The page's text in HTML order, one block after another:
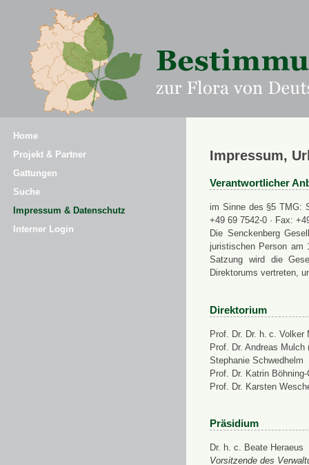
Home
Projekt & Partner
Gattungen
Suche
Impressum & Datenschutz
Interner Login
Impressum,
Verantwortlicher
im Sinne des §5 TMG:
+49 69 7542-0 · Fax:
Die Senckenberg
juristischen Person am
Satzung wird die
Direktorums vertreten,
Direktorium
Prof. Dr. Dr. h. c. Volker
Prof. Dr. Andreas
Stephanie Schwedhelm
Prof. Dr. Katrin
Prof. Dr. Karsten
Präsidium
Dr. h. c. Beate Heraeus
Vorsitzende des